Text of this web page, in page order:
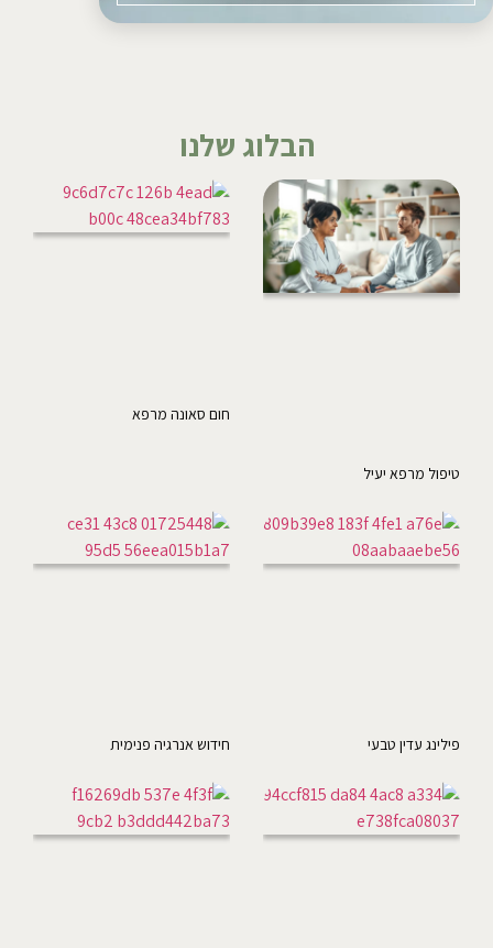
הבלוג שלנו
טיפול מרפא יעיל
חום סאונה מרפא
פילינג עדין טבעי חידוש אנרגיה פנימית